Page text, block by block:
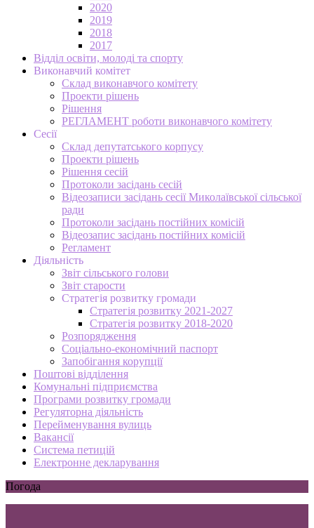
2020
2019
2018
2017
Відділ освіти, молоді та спорту
Виконавчий комітет
Склад виконавчого комітету
Проекти рішень
Рішення
РЕГЛАМЕНТ роботи виконавчого комітету
Сесії
Склад депутатського корпусу
Проекти рішень
Рішення сесій
Протоколи засідань сесій
Відеозаписи засідань сесії Миколаївської сільської
ради
Протоколи засідань постійних комісій
Відеозапис засідань постійних комісій
Регламент
Діяльність
Звіт сільського голови
Звіт старости
Стратегія розвитку громади
Стратегія розвитку 2021-2027
Стратегія розвитку 2018-2020
Розпорядження
Соціально-економічний паспорт
Запобігання корупції
Поштові відділення
Комунальні підприємства
Програми розвитку громади
Регуляторна діяльність
Перейменування вулиць
Вакансії
Система петицій
Електронне декларування
Погода